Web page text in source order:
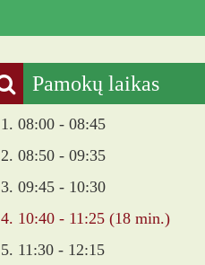
Pamokų laikas
1. 08:00 - 08:45
2. 08:50 - 09:35
3. 09:45 - 10:30
4. 10:40 - 11:25 (18 min.)
5. 11:30 - 12:15